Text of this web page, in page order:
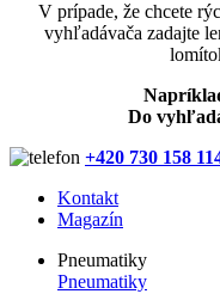
V prípade, že chcete
vyhľadávača zadajte
Do
+420 730 158
Kontakt
Magazín
Pneumatiky
Pneumatiky